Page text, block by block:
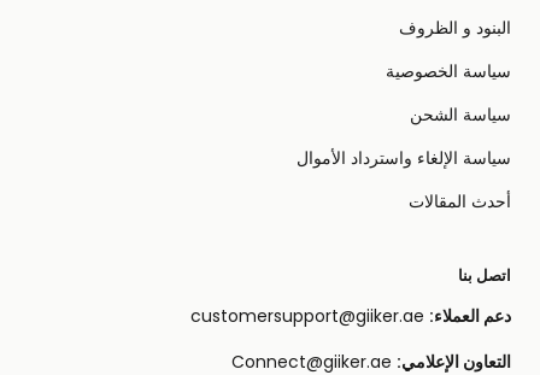
البنود و الظروف
سياسة الخصوصية
سياسة الشحن
سياسة الإلغاء واسترداد الأموال
أحدث المقالات
اتصل بنا
دعم العملاء:
التعاون الإعلامي: